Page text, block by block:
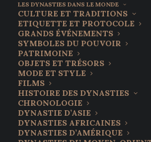
LES DYNASTIES DANS LE MONDE
CULTURE ET TRADITIONS
ETIQUETTE ET PROTOCOLE
GRANDS ÉVÉNEMENTS
SYMBOLES DU POUVOIR
PATRIMOINE
OBJETS ET TRÉSORS
MODE ET STYLE
FILMS
HISTOIRE DES DYNASTIES
CHRONOLOGIE
DYNASTIE D’ASIE
DYNASTIES AFRICAINES
DYNASTIES D’AMÉRIQUE
Philippe
rôle dans la